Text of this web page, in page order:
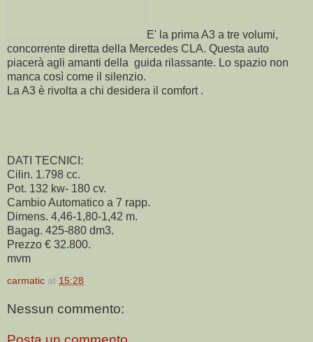
E' la prima A3 a tre volumi,
concorrente diretta della Mercedes CLA. Questa auto
piacerà agli amanti della guida rilassante. Lo spazio non
manca così come il silenzio.
La A3 è rivolta a chi desidera il comfort .
DATI TECNICI:
Cilin. 1.798 cc.
Pot. 132 kw- 180 cv.
Cambio Automatico a 7 rapp.
Dimens. 4,46-1,80-1,42 m.
Bagag. 425-880 dm3.
Prezzo € 32.800.
mvm
carmatic at 15:28
Nessun commento: